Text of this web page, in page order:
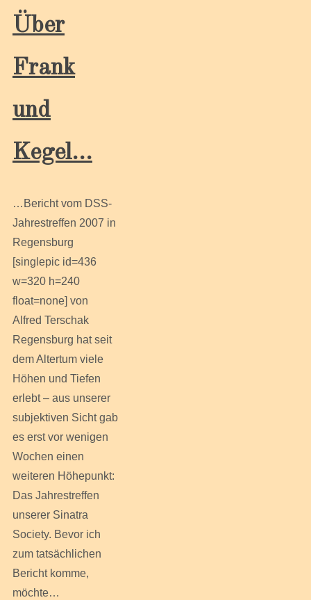
Über
Frank
und
Kegel…
…Bericht vom DSS-
Jahrestreffen 2007 in
Regensburg
[singlepic id=436
w=320 h=240
float=none] von
Alfred Terschak
Regensburg hat seit
dem Altertum viele
Höhen und Tiefen
erlebt – aus unserer
subjektiven Sicht gab
es erst vor wenigen
Wochen einen
weiteren Höhepunkt:
Das Jahrestreffen
unserer Sinatra
Society. Bevor ich
zum tatsächlichen
Bericht komme,
möchte…